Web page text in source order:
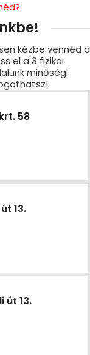
kézbe vennéd a
el a 3 fizikai
minőségi
58
13.
út 13.